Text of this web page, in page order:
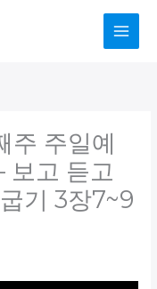
주 주일예
보고 듣고
기 3장7~9